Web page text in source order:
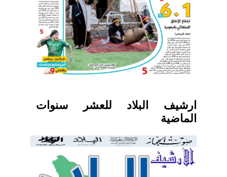
ارشيف البلاد للعشر سنوات
الماضية